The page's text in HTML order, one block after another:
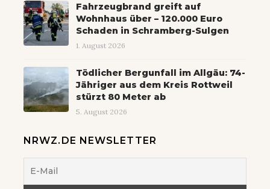
Fahrzeugbrand greift auf
Wohnhaus über – 120.000 Euro
Schaden in Schramberg-Sulgen
1. August 2026
Tödlicher Bergunfall im Allgäu: 74-
Jähriger aus dem Kreis Rottweil
stürzt 80 Meter ab
5. August 2026
NRWZ.DE NEWSLETTER